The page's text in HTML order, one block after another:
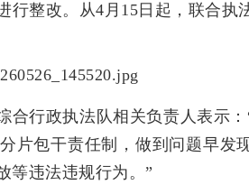
整改。从4月15日起，联合执
合行政执法队相关负责人表示
片包干责任制，做到问题早发
等违法违规行为。”